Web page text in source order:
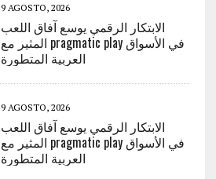
9 AGOSTO, 2026
الابتكار الرقمي يوسع آفاق اللعب
المثير مع pragmatic play في الأسواق
العربية المتطورة
9 AGOSTO, 2026
الابتكار الرقمي يوسع آفاق اللعب
المثير مع pragmatic play في الأسواق
العربية المتطورة